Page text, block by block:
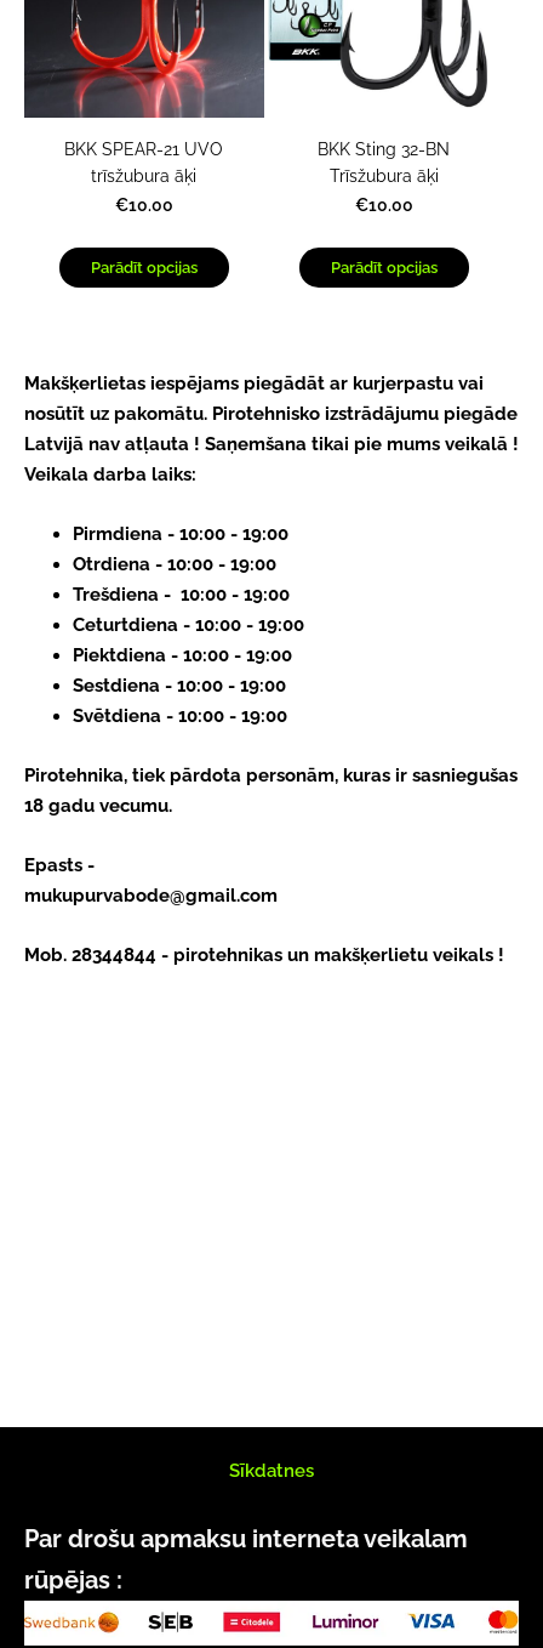
Makšķerlietas iespējams piegādāt ar kurjerpastu vai
nosūtīt uz pakomātu. Pirotehnisko izstrādājumu piegāde
Latvijā nav atļauta ! Saņemšana tikai pie mums veikalā !
Veikala darba laiks:
Pirmdiena - 10:00 - 19:00
Otrdiena - 10:00 - 19:00
Trešdiena - 10:00 - 19:00
Ceturtdiena - 10:00 - 19:00
Piektdiena - 10:00 - 19:00
Sestdiena - 10:00 - 19:00
Svētdiena - 10:00 - 19:00
Pirotehnika, tiek pārdota personām, kuras ir sasniegušas
18 gadu vecumu.
Epasts -
mukupurvabode@gmail.com
Mob. 28344844 - pirotehnikas un makšķerlietu veikals !
BKK SPEAR-21 UVO
trīsžubura āķi
€10.00
Parādīt opcijas
BKK Sting 32-BN
Trīsžubura āķi
€10.00
Parādīt opcijas
Sīkdatnes
Par drošu apmaksu interneta veikalam
rūpējas :